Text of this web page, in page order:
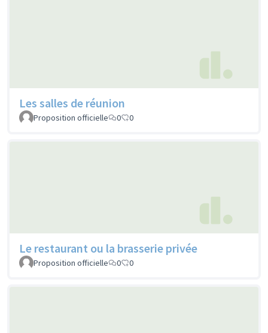
Les salles de réunion
Proposition officielle 0 0
Le restaurant ou la brasserie privée
Proposition officielle 0 0